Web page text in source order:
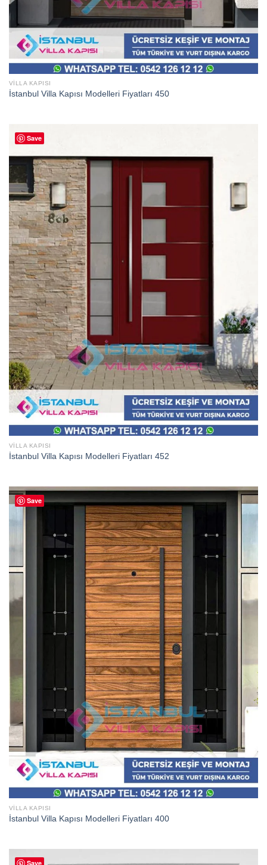
VILLA KAPISI
İstanbul Villa Kapısı Modelleri Fiyatları 450
Save
VILLA KAPISI
İstanbul Villa Kapısı Modelleri Fiyatları 452
Save
VILLA KAPISI
İstanbul Villa Kapısı Modelleri Fiyatları 400
Save